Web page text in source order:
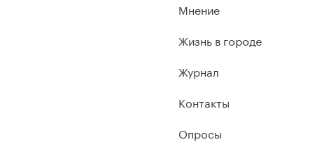
Мнение
Жизнь в городе
Журнал
Контакты
Опросы